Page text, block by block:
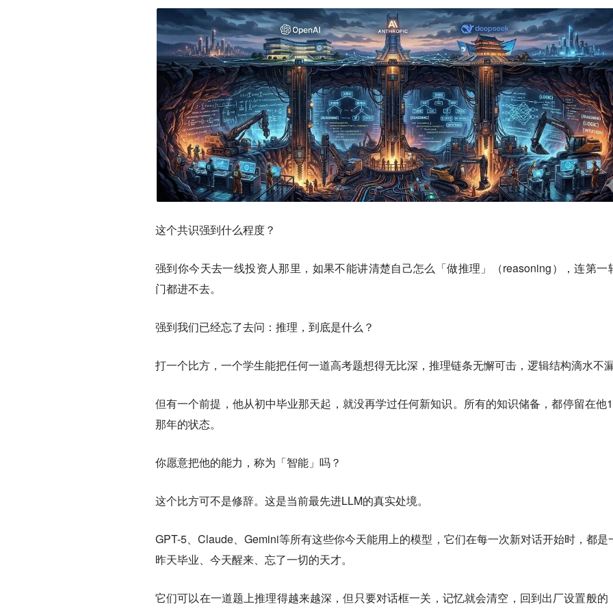
这个共识强到什么程度？
强到你今天去一线投资人那里，如果不能讲清楚自己怎么「做推理」（reasoning），连第一
门都进不去。
强到我们已经忘了去问：推理，到底是什么？
打一个比方，一个学生能把任何一道高考题想得无比深，推理链条无懈可击，逻辑结构滴水不
但有一个前提，他从初中毕业那天起，就没再学过任何新知识。所有的知识储备，都停留在他
那年的状态。
你愿意把他的能力，称为「智能」吗？
这个比方可不是修辞。这是当前最先进LLM的真实处境。
GPT-5、Claude、Gemini等所有这些你今天能用上的模型，它们在每一次新对话开始时，都是
昨天毕业、今天醒来、忘了一切的天才。
它们可以在一道题上推理得越来越深，但只要对话框一关，记忆就会清空，回到出厂设置般的